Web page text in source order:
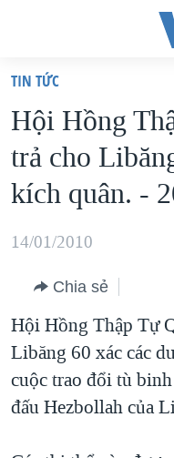
truy
cập
Tới
nội
chính
hướng
chính
Đi
tới
VIỆT NAM
HOA KỲ
BIỂN ĐÔNG
THẾ GIỚI
DIỄN ĐÀN
MỤC
TỰ DO BÁO CHÍ
CHUYÊN ĐỀ
CHIẾN TRANH
TẠI
HỌC TIẾNG ANH
TIN TỨC
Hội Hồng
trả cho
kích quân. -
14/01/2010
Chia sẻ
Hội Hồng Thập Tự
Libăng 60 xác các
cuộc trao đổi tù
đấu Hezbollah của